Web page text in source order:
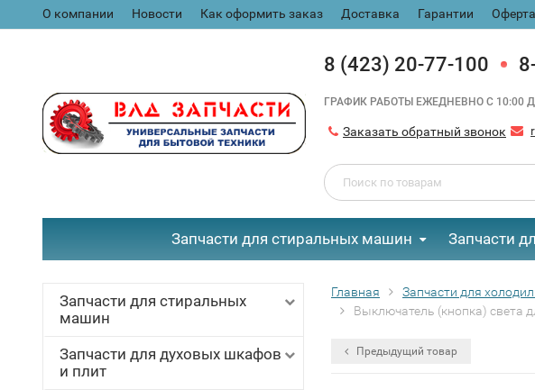
О компании Новости Как оформить заказ Доставка Гарантии Оферта
8 (423) 20-77-100
ГРАФИК РАБОТЫ ЕЖЕДНЕВНО С 10:00
Заказать обратный звонок
Запчасти для стиральных машин Запчасти
Запчасти для стиральных
машин
Запчасти для духовых шкафов
и плит
Главная Запчасти для
Выключатель (кнопка) света
Предыдущий товар